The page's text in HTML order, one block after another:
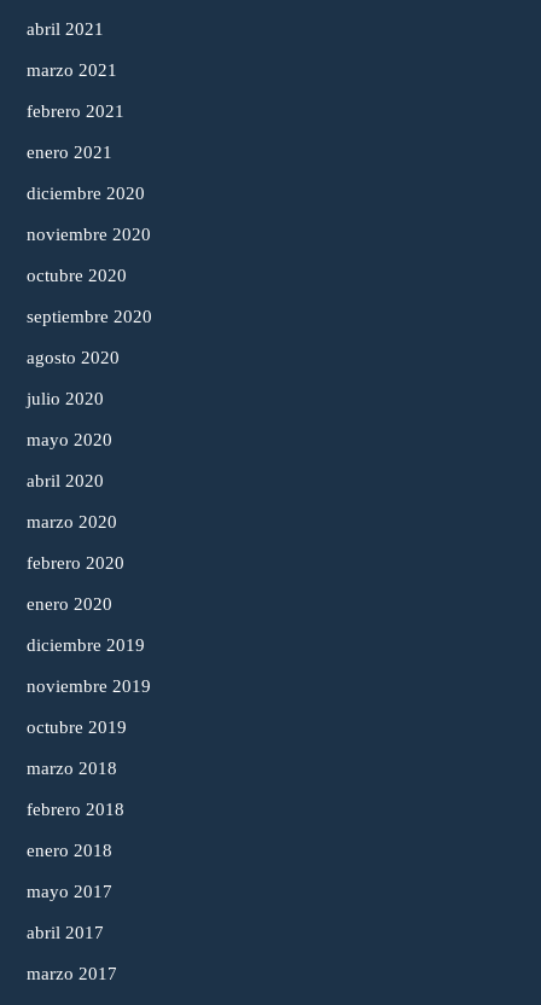
abril 2021
marzo 2021
febrero 2021
enero 2021
diciembre 2020
noviembre 2020
octubre 2020
septiembre 2020
agosto 2020
julio 2020
mayo 2020
abril 2020
marzo 2020
febrero 2020
enero 2020
diciembre 2019
noviembre 2019
octubre 2019
marzo 2018
febrero 2018
enero 2018
mayo 2017
abril 2017
marzo 2017